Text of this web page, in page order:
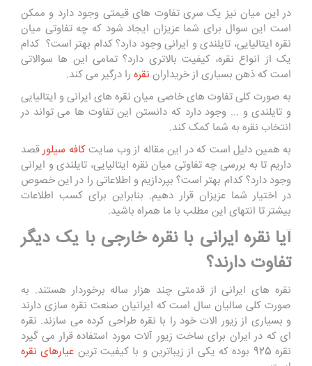
در این میان نیز یک سری تفاوت های قیمتی وجود دارد و ممکن
است این سوال برای شما عزیزان ایجاد شود که چه تفاوتی میان
نقره ایتالیایی، تایلندی و ایرانی وجود دارد؟ کدام بهتر است؟ کدام
یک از انواع نقره، کیفیت بالاتری دارد؟ تمامی این ها سوالاتی
است که ذهن بسیاری از خریداران نقره را درگیر می کند.
به صورت کلی تفاوت های خاصی میان نقره های ایرانی و ایتالیایی
و تایلندی و ... وجود دارد که دانستن این تفاوت ها می تواند در
انتخاب نقره به شما کمک کند.
به همین دلیل است که در این مقاله از وب سایتکافه سیلورقصد
داریم تا به بررسی چه تفاوتی میان نقره ایتالیایی، تایلندی و ایرانی
وجود دارد؟ کدام بهتر است؟ بپردازیم و اطلاعاتی را در این خصوص
در اختیار شما عزیزان قرار دهیم. بنابراین برای کسب اطلاعات
بیشتر تا انتهای این مطلب با ما همراه باشید.
آیا نقره ایرانی با نقره خارجی با یک دیگر
تفاوت دارند؟
نقره های ایرانی از قدمتی چند هزار ساله برخوردار هستند. به
صورت کلی سالیان سال است که ایرانیان صنعت نقره سازی دارند
و بسیاری از زیور الات خود را با نقره طراحی کرده می سازند. نقره
ای که در ایران برای ساخت زیور آلات مورد استفاده قرار می گیرد
نقره 925 بوده که یکی از زیباترین و با کیفیت ترین
عیارهای نقره